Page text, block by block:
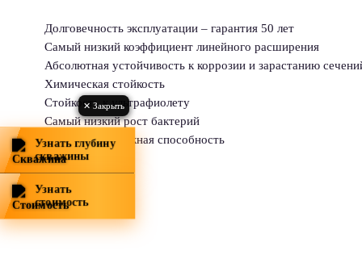
Узнать глубину
скважины
✕ Закрыть
Узнать
стоимость
✕ Закрыть
Долговечность эксплуатации – гарантия 50 лет
Самый низкий коэффициент линейного расширения
Абсолютная устойчивость к коррозии и зарастанию
Химическая стойкость
Стойкость к ультрафиолету
Самый низкий рост бактерий
Высокая пропускная способность
×